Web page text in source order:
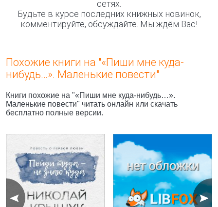
сетях.
Будьте в курсе последних книжных новинок,
комментируйте, обсуждайте. Мы ждём Вас!
Похожие книги на "«Пиши мне куда-
нибудь…». Маленькие повести"
Книги похожие на "«Пиши мне куда-нибудь…».
Маленькие повести" читать онлайн или скачать
бесплатно полные версии.